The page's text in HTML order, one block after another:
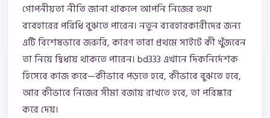
গোপনীয়তা নীতি জানা থাকলে আপনি নিজের তথ্য
ব্যবহারের পরিধি বুঝতে পারেন। নতুন ব্যবহারকারীদের জন্য
এটি বিশেষভাবে জরুরি, কারণ তারা প্রথমে সাইটে কী খুঁজবেন
তা নিয়ে দ্বিধায় থাকতে পারেন। bd333 এখানে দিকনির্দেশক
হিসেবে কাজ করে—কীভাবে পড়তে হবে, কীভাবে বুঝতে হবে,
আর কীভাবে নিজের সীমা বজায় রাখতে হবে, তা পরিষ্কার
করে দেয়।